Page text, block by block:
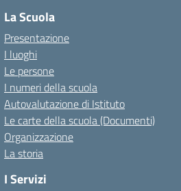
La Scuola
Presentazione
I luoghi
Le persone
I numeri della scuola
Autovalutazione di Istituto
Le carte della scuola (Documenti)
Organizzazione
La storia
I Servizi